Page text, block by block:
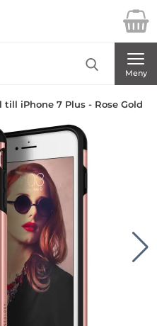
Telecom AB
Meny
till iPhone 7 Plus - Rose Gold